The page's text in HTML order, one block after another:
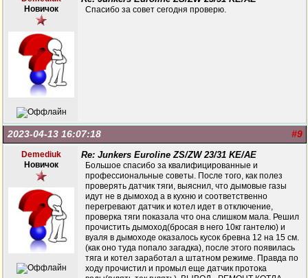
Новичок
Спасибо за совет сегодня проверю.
#9
2023-04-13 16:07:18
Demediuk
Новичок
Re: Junkers Euroline ZS/ZW 23/31 KE/AE
Большое спасибо за квалифицированные и
профессиональные советы. После того, как полез
проверять датчик тяги, выяснил, что дымовые газы
идут не в дымоход а в кухню и соответственно
перегревают датчик и котел идет в отключение,
проверка тяги показала что она слишком мала. Решил
прочистить дымоход(бросая в него 10кг гантелю) и
вуаля в дымоходе оказалось кусок бревна 12 на 15 см.
(как оно туда попало загадка), после этого появилась
тяга и котел заработал а штатном режиме. Правда по
ходу прочистил и промыл еще датчик протока